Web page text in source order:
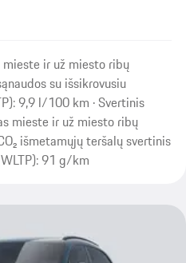
ir už miesto ribų
su išsikrovusiu
9,9 l/100 km · Svertinis
mieste ir už miesto ribų
išmetamųjų teršalų svertinis
91 g/km